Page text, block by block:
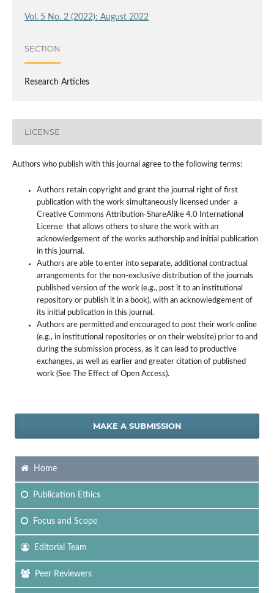
Vol. 5 No. 2 (2022): August 2022
SECTION
Research Articles
LICENSE
Authors who publish with this journal agree to the following terms:
Authors retain copyright and grant the journal right of first
publication with the work simultaneously licensed under a
Creative Commons Attribution-ShareAlike 4.0 International
License that allows others to share the work with an
acknowledgement of the works authorship and initial publication
in this journal.
Authors are able to enter into separate, additional contractual
arrangements for the non-exclusive distribution of the journals
published version of the work (e.g., post it to an institutional
repository or publish it in a book), with an acknowledgement of
its initial publication in this journal.
Authors are permitted and encouraged to post their work online
(e.g., in institutional repositories or on their website) prior to and
during the submission process, as it can lead to productive
exchanges, as well as earlier and greater citation of published
work (See The Effect of Open Access).
MAKE A SUBMISSION
Home
Publication Ethics
Focusand Scope
Editorial Team
Peer Reviewers